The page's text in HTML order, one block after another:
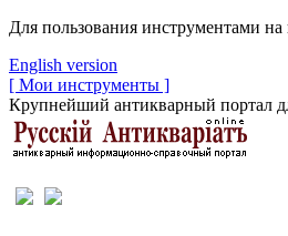
Для пользования инструментами на
English version
[ Мои инструменты ]
Крупнейший антикварный портал